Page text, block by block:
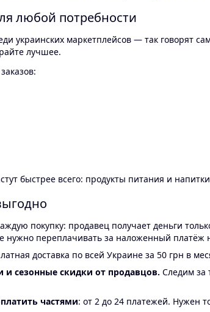
любой потребности
украинских маркетплейсов — так говорят
лучшее.
быстрее всего: продукты питания и
покупку: продавец получает деньги
нужно переплачивать за наложенный платёж
доставка по всей Украине за 50 грн в
и сезонные скидки от продавцов. Следим за
частями: от 2 до 24 платежей. Нужен